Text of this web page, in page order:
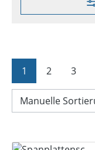
Seite
1 Seite
2 Seite
3